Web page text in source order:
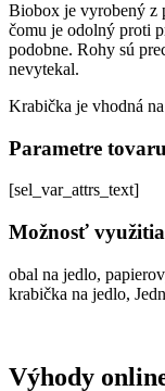
Biobox je vyrobený z
čomu je odolný proti
podobne. Rohy sú
nevytekal.
Krabička je vhodná
Parametre tovaru
[sel_var_attrs_text]
Možnosť
obal na jedlo,
krabička na jedlo,
Výhody